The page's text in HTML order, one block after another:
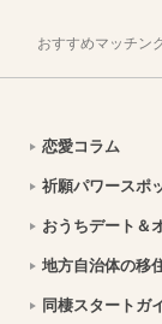
2026年7月21日
2026年7月21日
おすすめマッチン
恋愛コラム
祈願パワースポ
おうちデート＆
地方自治体の移
同棲スタートガ